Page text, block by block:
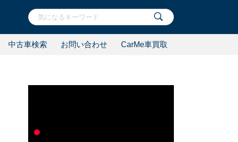
中古車検索 お問い合わせ CarMe車買取